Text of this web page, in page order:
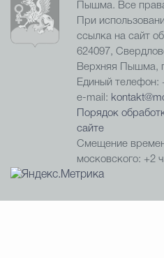
Пышма. Все
При
ссылка на сайт
624097,
Верхняя Пышма,
Единый телефон:
e-mail:
Порядок
сайте
Смещение
московского: +2